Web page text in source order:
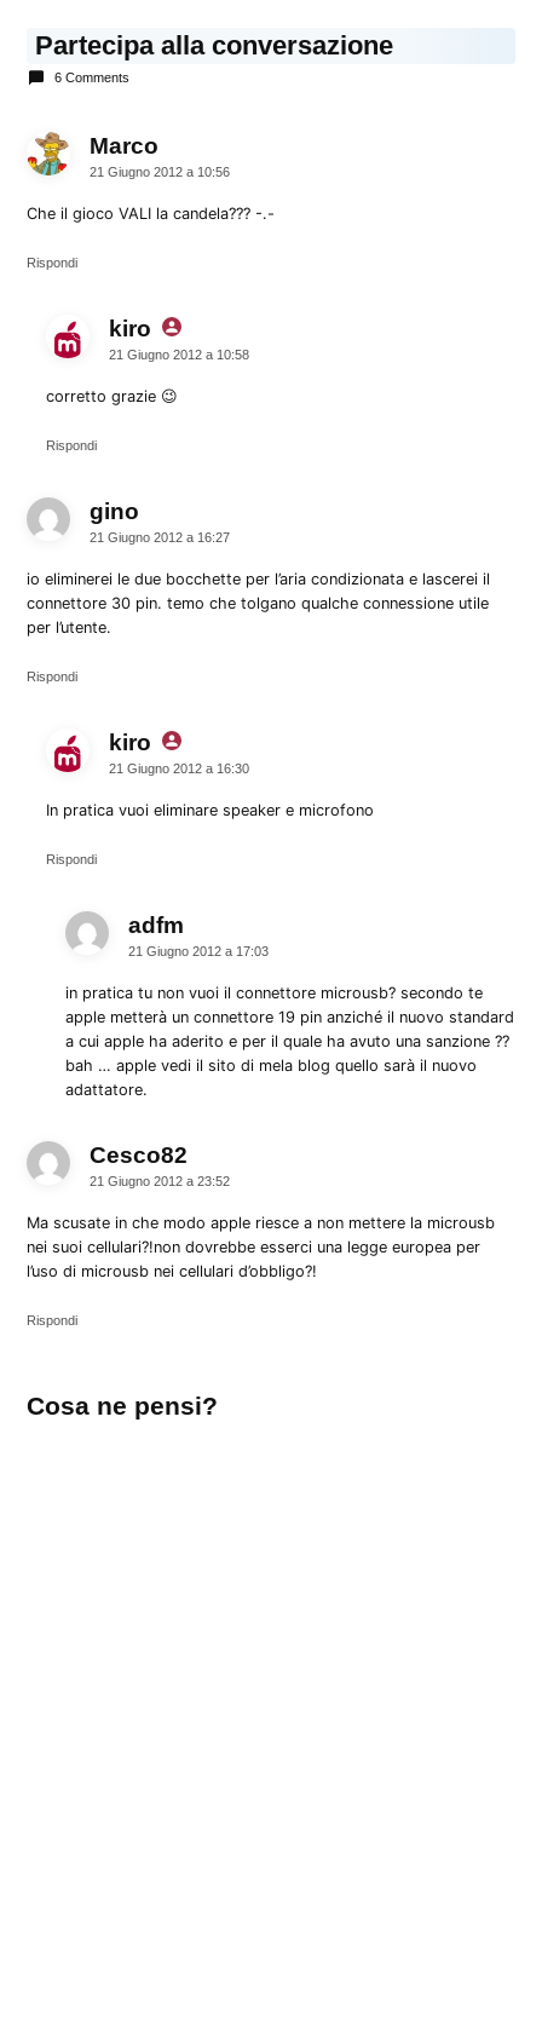
Partecipa alla conversazione
6 Comments
Marco
21 Giugno 2012 a 10:56
Che il gioco VALI la candela??? -.-
Rispondi
kiro dice:
21 Giugno 2012 a 10:58
corretto grazie 😉
Rispondi
gino
21 Giugno 2012 a 16:27
io eliminerei le due bocchette per l’aria condizionata e lascerei il
connettore 30 pin. temo che tolgano qualche connessione utile
per l’utente.
Rispondi
kiro dice:
21 Giugno 2012 a 16:30
In pratica vuoi eliminare speaker e microfono
Rispondi
adfm
21 Giugno 2012 a 17:03
in pratica tu non vuoi il connettore microusb? secondo te
apple metterà un connettore 19 pin anziché il nuovo standard
a cui apple ha aderito e per il quale ha avuto una sanzione ??
bah … apple vedi il sito di mela blog quello sarà il nuovo
adattatore.
Cesco82
21 Giugno 2012 a 23:52
Ma scusate in che modo apple riesce a non mettere la microusb
nei suoi cellulari?!non dovrebbe esserci una legge europea per
l’uso di microusb nei cellulari d’obbligo?!
Rispondi
un
Cosa ne pensi?